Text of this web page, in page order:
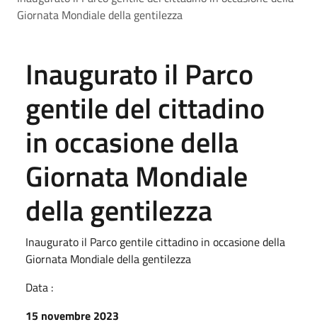
Giornata Mondiale della gentilezza
Inaugurato il Parco
gentile del cittadino
in occasione della
Giornata Mondiale
della gentilezza
Inaugurato il Parco gentile cittadino in occasione della
Giornata Mondiale della gentilezza
Data :
15 novembre 2023